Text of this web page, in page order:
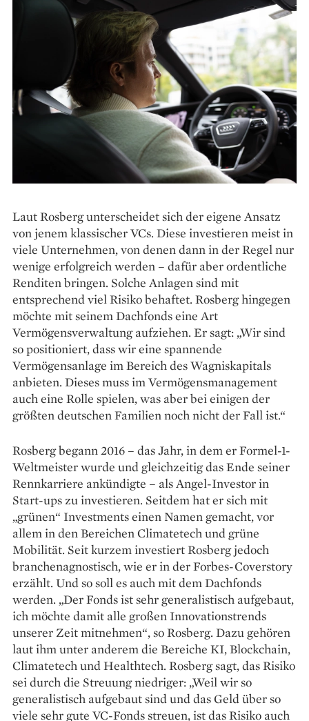
Laut Rosberg unterscheidet sich der eigene Ansatz
von jenem klassischer VCs. Diese investieren meist in
viele Unternehmen, von denen dann in der Regel nur
wenige erfolgreich werden – dafür aber ordentliche
Renditen bringen. Solche Anlagen sind mit
entsprechend viel Risiko behaftet. Rosberg hingegen
möchte mit seinem Dachfonds eine Art
Vermögensverwaltung aufziehen. Er sagt: „Wir sind
so positioniert, dass wir eine spannende
Vermögensanlage im Bereich des Wagniskapitals
anbieten. Dieses muss im Vermögensmanagement
auch eine Rolle spielen, was aber bei einigen der
größten deutschen Familien noch nicht der Fall ist.“
Rosberg begann 2016 – das Jahr, in dem er Formel-1-
Weltmeister wurde und gleichzeitig das Ende seiner
Rennkarriere ankündigte – als Angel-Investor in
Start-ups zu investieren. Seitdem hat er sich mit
„grünen“ Investments einen Namen gemacht, vor
allem in den Bereichen Climatetech und grüne
Mobilität. Seit kurzem investiert Rosberg jedoch
branchenagnostisch, wie er in der Forbes-Coverstory
erzählt. Und so soll es auch mit dem Dachfonds
werden. „Der Fonds ist sehr generalistisch aufgebaut,
ich möchte damit alle großen Innovationstrends
unserer Zeit mitnehmen“, so Rosberg. Dazu gehören
laut ihm unter anderem die Bereiche KI, Blockchain,
Climatetech und Healthtech. Rosberg sagt, das Risiko
sei durch die Streuung niedriger: „Weil wir so
generalistisch aufgebaut sind und das Geld über so
viele sehr gute VC-Fonds streuen, ist das Risiko auch